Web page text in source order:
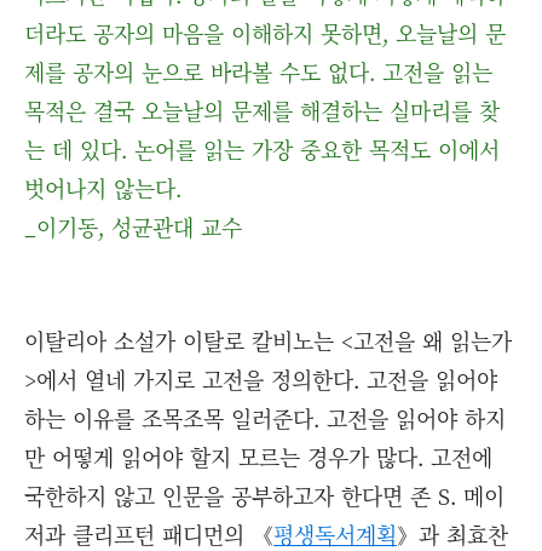
더라도 공자의 마음을 이해하지 못하면, 오늘날의 문
제를 공자의 눈으로 바라볼 수도 없다. 고전을 읽는
목적은 결국 오늘날의 문제를 해결하는 실마리를 찾
는 데 있다. 논어를 읽는 가장 중요한 목적도 이에서
벗어나지 않는다.
_이기동, 성균관대 교수
이탈리아 소설가 이탈로 칼비노는 <고전을 왜 읽는가
>에서 열네 가지로 고전을 정의한다. 고전을 읽어야
하는 이유를 조목조목 일러준다. 고전을 읽어야 하지
만 어떻게 읽어야 할지 모르는 경우가 많다. 고전에
국한하지 않고 인문을 공부하고자 한다면 존 S. 메이
저과 클리프턴 패디먼의 《평생독서계획》과 최효찬